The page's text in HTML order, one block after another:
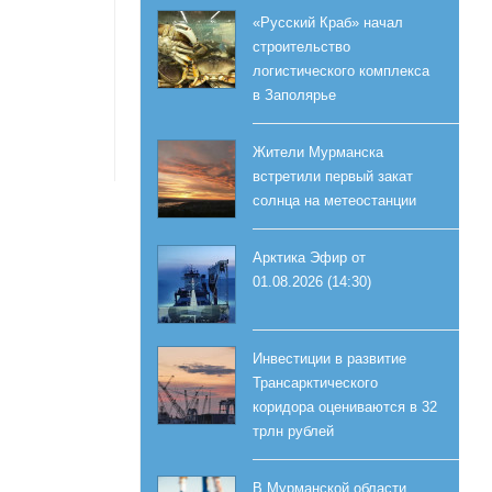
«Русский Краб» начал
строительство
логистического комплекса
в Заполярье
Жители Мурманска
встретили первый закат
солнца на метеостанции
Арктика Эфир от
01.08.2026 (14:30)
Инвестиции в развитие
Трансарктического
коридора оцениваются в 32
трлн рублей
В Мурманской области